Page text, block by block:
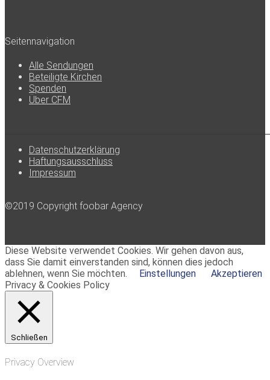
Seitennavigation
Alle Sendungen
Beteiligte Kirchen
Spenden
Über CFM
Datenschutzerklärung
Haftungsausschluss
Impressum
©2019 Copyright foobar Agency
Diese Website verwendet Cookies. Wir gehen davon aus,
dass Sie damit einverstanden sind, können dies jedoch
ablehnen, wenn Sie möchten.
Einstellungen
Akzeptieren
Privacy & Cookies Policy
Schließen
Privacy Overview